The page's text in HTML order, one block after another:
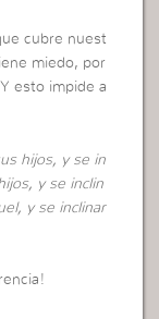
cubre nuest
miedo, por
esto impide a
hijos, y se in
y se inclin
y se inclinar